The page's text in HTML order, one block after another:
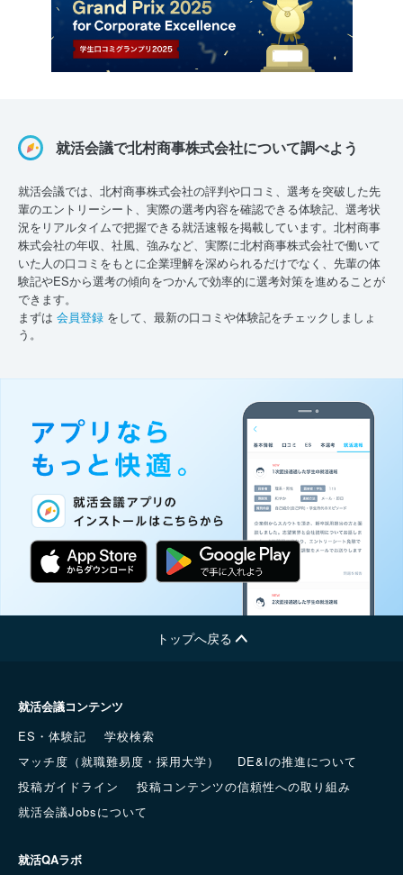
就活会議で北村商事株式会社について調べよう
就活会議では、北村商事株式会社の評判や口コミ、選考を突破した先
輩のエントリーシート、実際の選考内容を確認できる体験記、選考状
況をリアルタイムで把握できる就活速報を掲載しています。北村商事
株式会社の年収、社風、強みなど、実際に北村商事株式会社で働いて
いた人の口コミをもとに企業理解を深められるだけでなく、先輩の体
験記やESから選考の傾向をつかんで効率的に選考対策を進めることが
できます。
まずは 会員登録 をして、最新の口コミや体験記をチェックしましょ
う。
トップへ戻る
就活会議コンテンツ
ES・体験記
学校検索
マッチ度（就職難易度・採用大学）
DE&Iの推進について
投稿ガイドライン
投稿コンテンツの信頼性への取り組み
就活会議Jobsについて
就活QAラボ